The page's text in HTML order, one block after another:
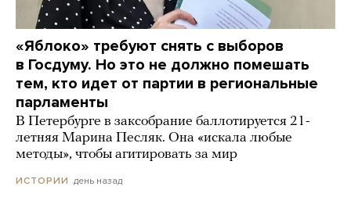
«Яблоко» требуют снять с выборов
в Госдуму. Но это не должно помешать
тем, кто идет от партии в региональные
парламенты
В Петербурге в заксобрание баллотируется 21-
летняя Марина Песляк. Она «искала любые
методы», чтобы агитировать за мир
ИСТОРИИ день назад